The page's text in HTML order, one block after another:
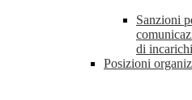
Sanzioni
di
Posizioni